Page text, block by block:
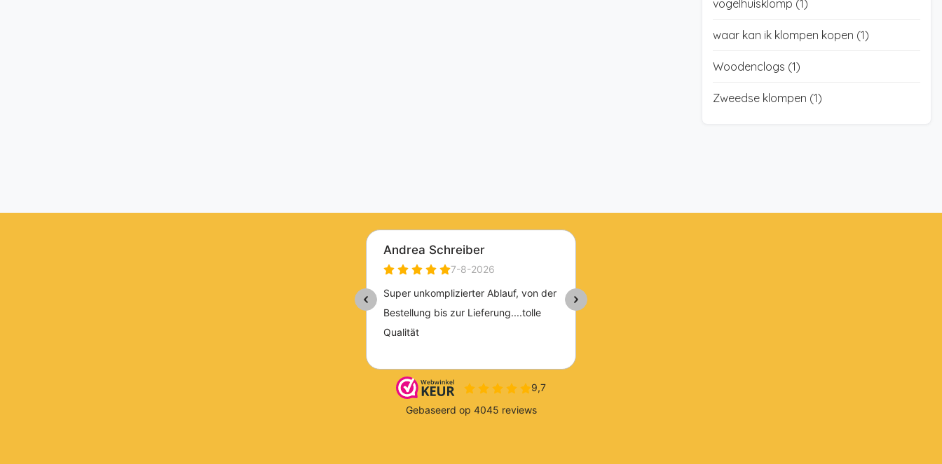
vogelhuisklomp (1)
waar kan ik klompen kopen (1)
Woodenclogs (1)
Zweedse klompen (1)